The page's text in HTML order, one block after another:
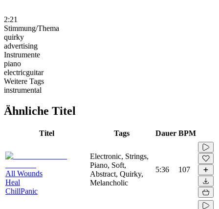
2:21
Stimmung/Thema
quirky
advertising
Instrumente
piano
electricguitar
Weitere Tags
instrumental
Ähnliche Titel
Titel Tags Dauer BPM
All Wounds
Heal
ChillPanic
Electronic, Strings,
Piano, Soft,
Abstract, Quirky,
Melancholic
5:36 107